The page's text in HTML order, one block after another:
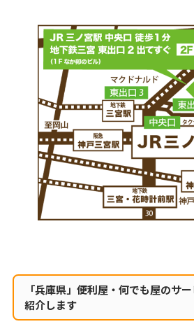
「兵庫県」便利屋・何でも屋のサ
紹介します